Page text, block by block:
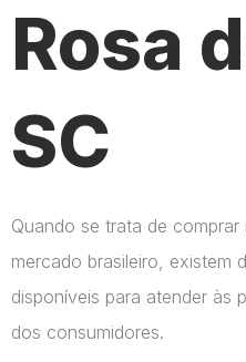
Rosa
SC
Quando se trata de
mercado brasileiro, existem
disponíveis para atender às
dos consumidores.